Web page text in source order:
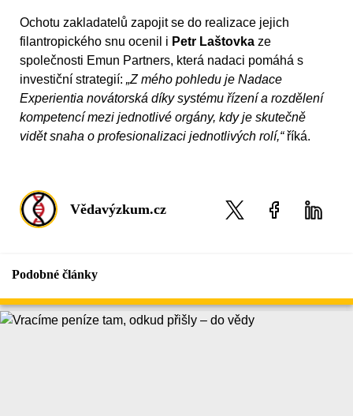
Ochotu zakladatelů zapojit se do realizace jejich
filantropického snu ocenil i Petr Laštovka ze
společnosti Emun Partners, která nadaci pomáhá s
investiční strategií: „Z mého pohledu je Nadace
Experientia novátorská díky systému řízení a rozdělení
kompetencí mezi jednotlivé orgány, kdy je skutečně
vidět snaha o profesionalizaci jednotlivých rolí,“říká.
Vědavýzkum.cz
Podobné články